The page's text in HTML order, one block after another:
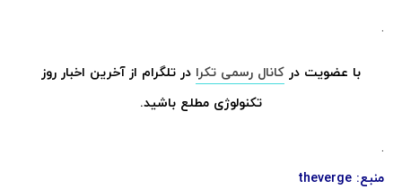
.
با عضویت در کانال رسمی تکرا در تلگرام از آخرین اخبار روز
تکنولوژی مطلع باشید.
.
منبع: theverge